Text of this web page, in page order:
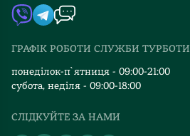
Автори
Видавництва
Відгуки та оцінка RDT
ГРАФІК РОБОТИ СЛУЖБИ ТУРБОТИ
понеділок-п`ятниця - 09:00-21:00
субота, неділя - 09:00-18:00
СЛІДКУЙТЕ ЗА НАМИ